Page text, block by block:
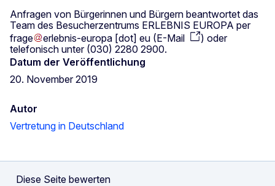
Anfragen von Bürgerinnen und Bürgern beantwortet das
Team des Besucherzentrums ERLEBNIS EUROPA per
frage
erlebnis-europa [dot] eu (E-Mail ) oder
telefonisch unter (030) 2280 2900.
Datum der Veröffentlichung
20. November 2019
Autor
Vertretung in Deutschland
Diese Seite bewerten